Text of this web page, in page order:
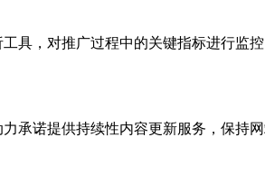
具，对推广过程中的关键指标进行监
承诺提供持续性内容更新服务，保持